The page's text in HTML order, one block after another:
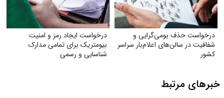
درخواست حذف بومی‌گرایی و
شفافیت در سالن‌های اعلام‌بار سراسر
کشور
درخواست ایجاد رمز و امنیت
بیومتریک برای تمامی مدارک
شناسایی و رسمی
خبرهای مرتبط